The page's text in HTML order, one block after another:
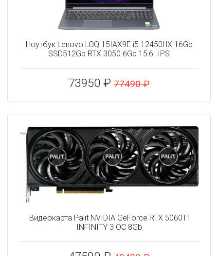
Ноутбук Lenovo LOQ 15IAX9E i5 12450HX 16Gb
SSD512Gb RTX 3050 6Gb 15.6" IPS
73950 ₽ 77490 ₽
Видеокарта Palit NVIDIA GeForce RTX 5060TI
INFINITY 3 OC 8Gb